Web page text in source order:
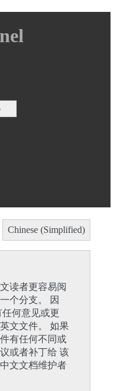
Chinese (Simplified)
读者更容易阅
个分支。 因
何意见或更
文文件。 如果
有任何不同或
或者补丁给 该
文文档维护者